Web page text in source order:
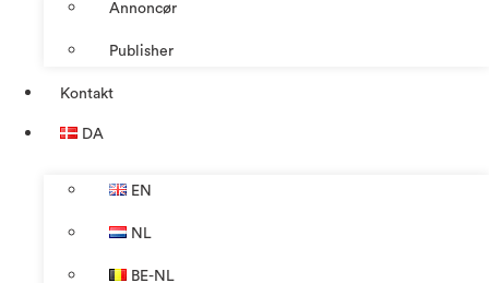
Annoncør
Publisher
Kontakt
DA
EN
NL
BE-NL